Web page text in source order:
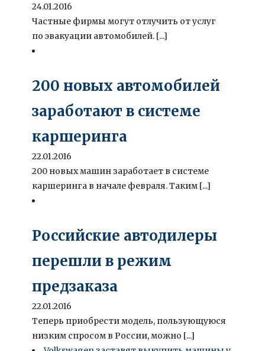
24.01.2016
Частные фирмы могут отлучить от услуг
по эвакуации автомобилей. [...]
200 новых автомобилей
заработают в системе
каршеринга
22.01.2016
200 новых машин заработает в системе
каршеринга в начале февраля. Таким [...]
Российские автодилеры
перешли в режим
предзаказа
22.01.2016
Теперь приобрести модель, пользующуюся
низким спросом в России, можно [...]